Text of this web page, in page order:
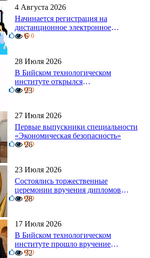
4 Августа 2026
Начинается регистрация на
дистанционное электронное
голосование на выборы!
0 0
6
28 Июля 2026
В Бийском технологическом
институте открылся
диссертационный совет!
0 0
23
27 Июля 2026
Первые выпускники специальности
«Экономическая безопасность»
0 0
26
23 Июля 2026
Состоялись торжественные
церемонии вручения дипломов
выпускникам БТИ
0 0
28
17 Июля 2026
В Бийском технологическом
институте прошло вручение
дипломов
0 0
32